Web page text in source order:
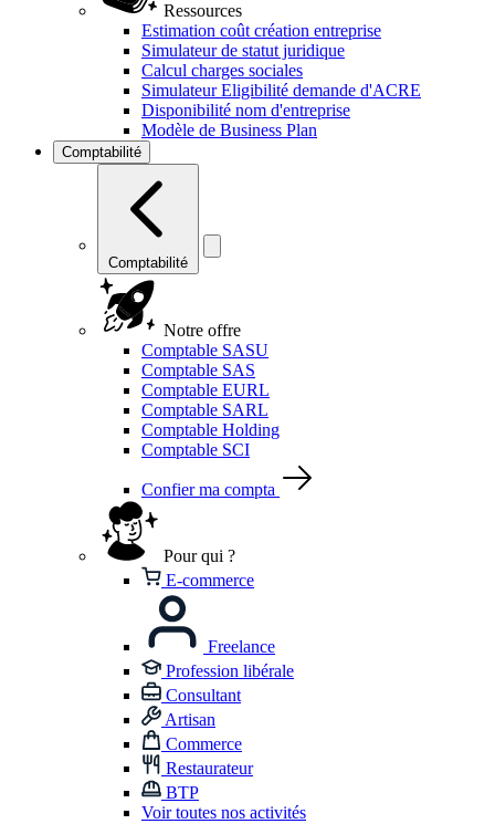
Ressources
Estimation coût création entreprise
Simulateur de statut juridique
Calcul charges sociales
Simulateur Eligibilité demande d'ACRE
Disponibilité nom d'entreprise
Modèle de Business Plan
Comptabilité
Comptabilité
Notre offre
Comptable SASU
Comptable SAS
Comptable EURL
Comptable SARL
Comptable Holding
Comptable SCI
Confier ma compta
Pour qui ?
E-commerce
Freelance
Profession libérale
Consultant
Artisan
Commerce
Restaurateur
BTP
Voir toutes nos activités